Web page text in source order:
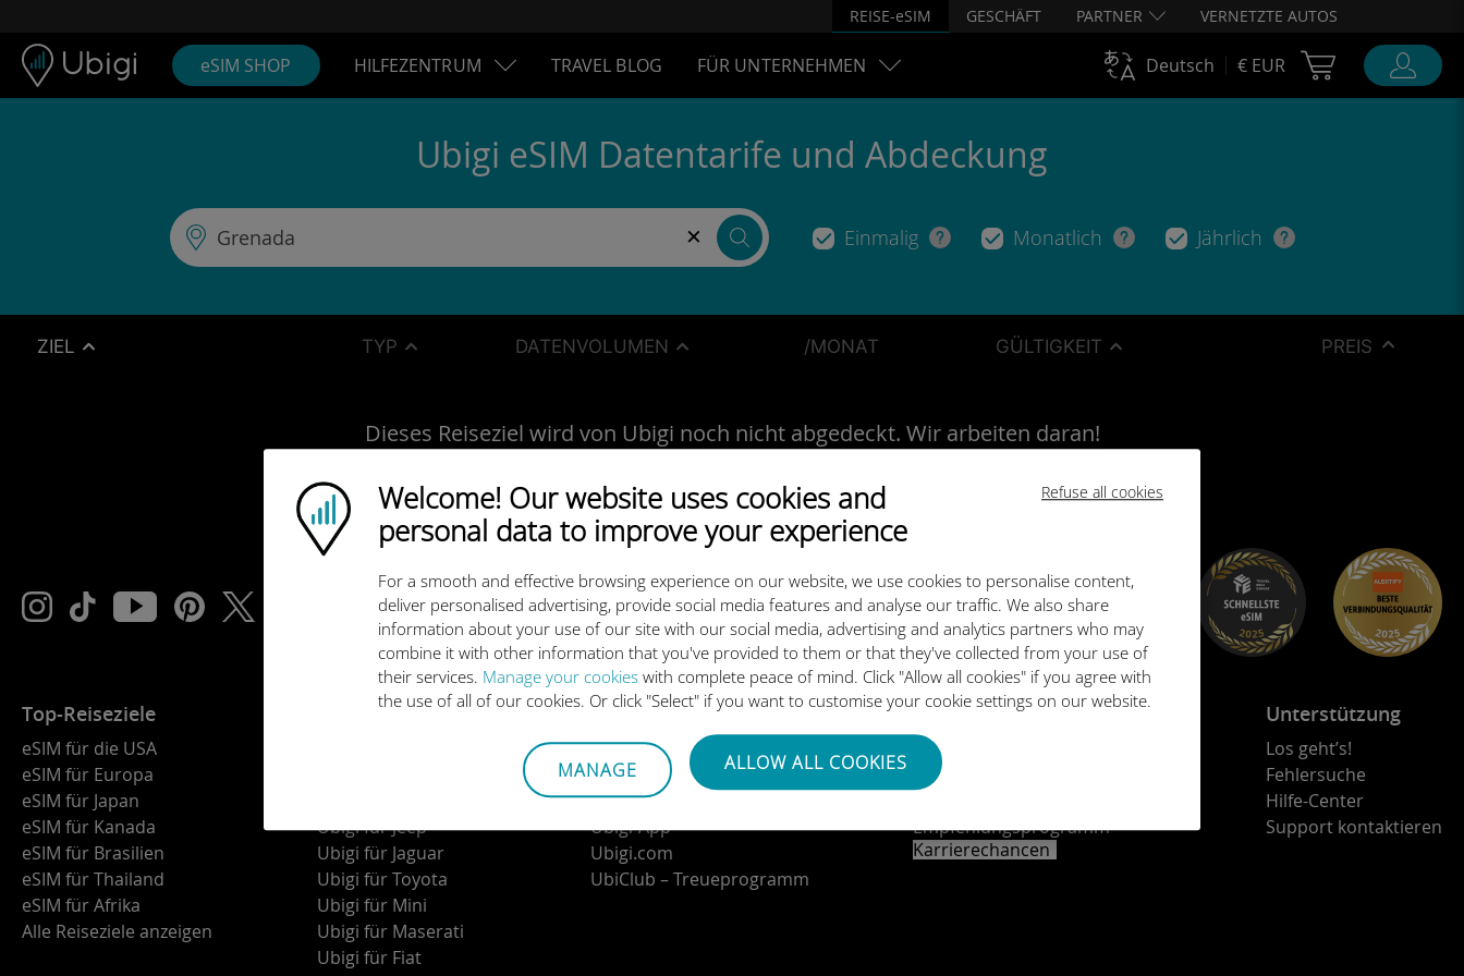
Refuse all cookies
Ubigi logo
Welcome! Our website uses cookies and
personal data to improve your experience
For a smooth and effective browsing experience on our website, we use cookies to personalise content,
deliver personalised advertising, provide social media features and analyse our traffic. We also share
information about your use of our site with our social media, advertising and analytics partners who may
combine it with other information that you've provided to them or that they've collected from your use of
their services. Manage your cookies with complete peace of mind. Click "Allow all cookies" if you agree with
the use of all of our cookies. Or click "Select" if you want to customise your cookie settings on our website.
MANAGE ALLOW ALL COOKIES
REISE-eSIM GESCHÄFT PARTNER VERNETZTE AUTOS
eSIM SHOP HILFEZENTRUM TRAVEL BLOG FÜR UNTERNEHMEN Deutsch € EUR Cart Ubigi
Ubigi eSIM Datentarife und Abdeckung
× Einmalig Monatlich Jährlich
ZIEL TYP DATENVOLUMEN /MONAT GÜLTIGKEIT PREIS
Dieses Reiseziel wird von Ubigi noch nicht abgedeckt. Wir arbeiten daran!
Laden Sie unsere App herunter
Top-Reiseziele
eSIM für die USA
eSIM für Europa
eSIM für Japan
eSIM für Kanada
eSIM für Brasilien
eSIM für Thailand
eSIM für Afrika
Alle Reiseziele anzeigen
Vernetzte Autos
Ubigi für Jeep
Ubigi für Jaguar
Ubigi für Toyota
Ubigi für Mini
Ubigi für Maserati
Ubigi für Fiat
Über uns
Ubigi-Geschichte
Ubigi in der Presse
Ubigi-Netzwerkpartner
Ubigi-App
Ubigi.com
UbiClub – Treueprogramm
Kontakt
Verbinden Sie Ihre Mitarbeiter
Partnerprogramm
Empfehlungsprogramm
Karrierechancen
Unterstützung
Los geht’s!
Fehlersuche
Hilfe-Center
Support kontaktieren